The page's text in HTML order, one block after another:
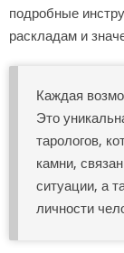
подробные
раскладам и
Каждая
Это
тарологов,
камни,
ситуации, а
личности